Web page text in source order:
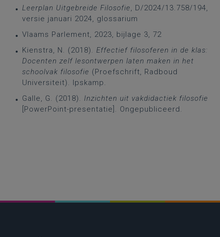
Leerplan Uitgebreide Filosofie, D/2024/13.758/194,
versie januari 2024, glossarium
Vlaams Parlement, 2023, bijlage 3, 72
Kienstra, N. (2018). Effectief filosoferen in de klas:
Docenten zelf lesontwerpen laten maken in het
schoolvak filosofie (Proefschrift, Radboud
Universiteit). Ipskamp.
Galle, G. (2018). Inzichten uit vakdidactiek filosofie
[PowerPoint-presentatie]. Ongepubliceerd.